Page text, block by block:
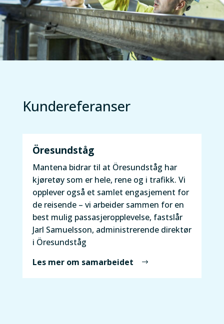
Kundereferanser
Öresundståg
Mantena bidrar til at Öresundståg har
kjøretøy som er hele, rene og i trafikk. Vi
opplever også et samlet engasjement for
de reisende – vi arbeider sammen for en
best mulig passasjeropplevelse, fastslår
Jarl Samuelsson, administrerende direktør
i Öresundståg
Les mer om samarbeidet